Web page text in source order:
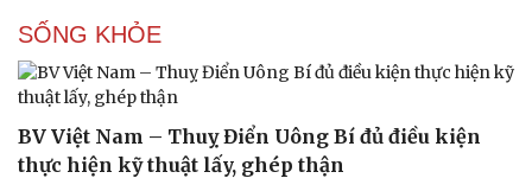
SỐNG KHỎE
BV Việt Nam – Thuỵ Điển Uông Bí đủ điều kiện
thực hiện kỹ thuật lấy, ghép thận